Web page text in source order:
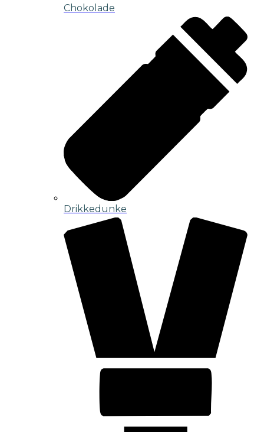
Chokolade
Drikkedunke